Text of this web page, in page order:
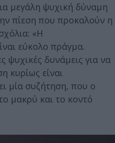
μεγάλη ψυχική δύναμη
πίεση που προκαλούν η
«Η
εύκολο πράγμα.
ψυχικές δυνάμεις για να
κυρίως είναι
μία συζήτηση, που ο
μακρύ και το κοντό